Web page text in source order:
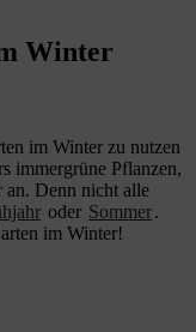
Winter
im Winter zu nutzen
immergrüne Pflanzen,
an. Denn nicht alle
oder Sommer.
im Winter!